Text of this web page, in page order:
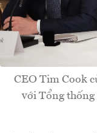
CEO Tim Cook
với Tổng